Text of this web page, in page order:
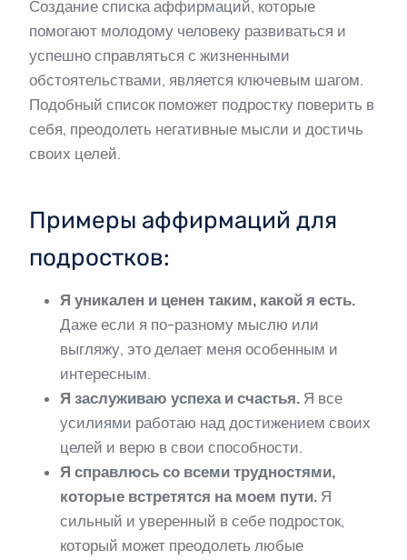
Создание списка аффирмаций, которые
помогают молодому человеку развиваться и
успешно справляться с жизненными
обстоятельствами, является ключевым шагом.
Подобный список поможет подростку поверить в
себя, преодолеть негативные мысли и достичь
своих целей.
Примеры аффирмаций для
подростков:
Я уникален и ценен таким, какой я есть.
Даже если я по-разному мыслю или
выгляжу, это делает меня особенным и
интересным.
Я заслуживаю успеха и счастья. Я все
усилиями работаю над достижением своих
целей и верю в свои способности.
Я справлюсь со всеми трудностями,
которые встретятся на моем пути. Я
сильный и уверенный в себе подросток,
который может преодолеть любые